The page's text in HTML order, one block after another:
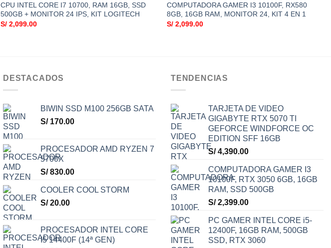
CPU INTEL CORE I7 10700, RAM 16GB, SSD
500GB + MONITOR 24 IPS, KIT LOGITECH
S/2,099.00
COMPUTADORA GAMER I3 10100F, RX580
8GB, 16GB RAM, MONITOR 24, KIT 4 EN 1
S/ 2,099.00
DESTACADOS
BIWIN SSD M100 256GB SATA
S/170.00
PROCESADOR AMD RYZEN 7
5700X
S/830.00
COOLER COOL STORM
S/20.00
PROCESADOR INTEL CORE
I5 14400F (14ª GEN)
TENDENCIAS
TARJETA DE VIDEO
GIGABYTE RTX 5070 TI
GEFORCE WINDFORCE OC
EDITION SFF 16GB
S/4,390.00
COMPUTADORA GAMER I3
10100F, RTX 3050 6GB, 16GB
RAM, SSD 500GB
S/2,399.00
PC GAMER INTEL CORE i5-
12400F, 16GB RAM, 500GB
SSD, RTX 3060